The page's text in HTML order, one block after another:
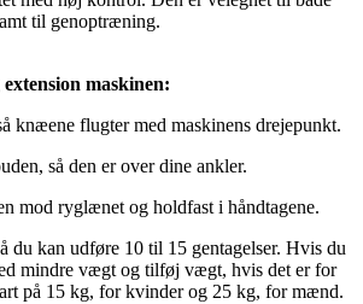
til genoptræning.
maskinen:
knæene flugter med maskinens drejepunkt.
så den er over dine ankler.
mod ryglænet og holdfast i håndtagene.
du kan udføre 10 til 15 gentagelser. Hvis du
mindre vægt og tilføj vægt, hvis det er for
på 15 kg, for kvinder og 25 kg, for mænd.